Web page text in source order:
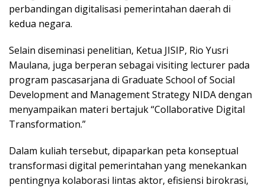
perbandingan digitalisasi pemerintahan daerah di
kedua negara.
Selain diseminasi penelitian, Ketua JISIP, Rio Yusri
Maulana, juga berperan sebagai visiting lecturer pada
program pascasarjana di Graduate School of Social
Development and Management Strategy NIDA dengan
menyampaikan materi bertajuk “Collaborative Digital
Transformation.”
Dalam kuliah tersebut, dipaparkan peta konseptual
transformasi digital pemerintahan yang menekankan
pentingnya kolaborasi lintas aktor, efisiensi birokrasi,